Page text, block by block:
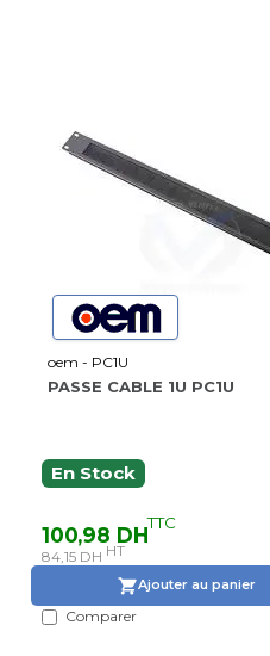
oem - PC1U
PASSE CABLE 1U PC1U
En Stock
100,98 DHTTC
84,15 DH HT
Ajouter au panier
Comparer